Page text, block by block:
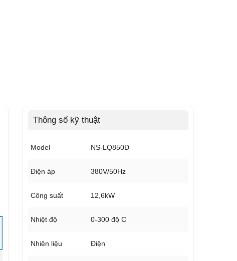
Thông số kỹ thuật
Model NS-LQ850Đ
Điện áp 380V/50Hz
Công suất 12,6kW
Nhiệt độ 0-300 độ C
Nhiên liệu Điện